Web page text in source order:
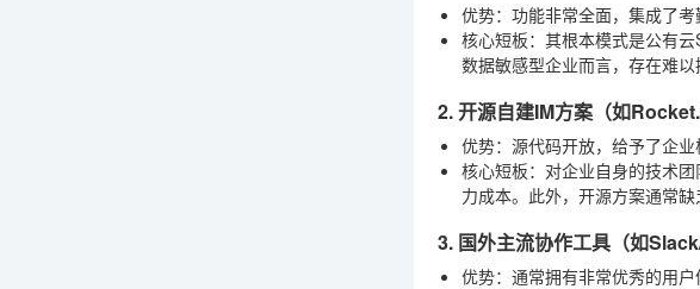
优势：功能非常全面，集成了
核心短板：其根本模式是公有
数据敏感型企业而言，存在难
2. 开源自建IM方案（如
优势：源代码开放，给予了企
核心短板：对企业自身的技术
力成本。此外，开源方案通常
3. 国外主流协作工具（如
优势：通常拥有非常优秀的用